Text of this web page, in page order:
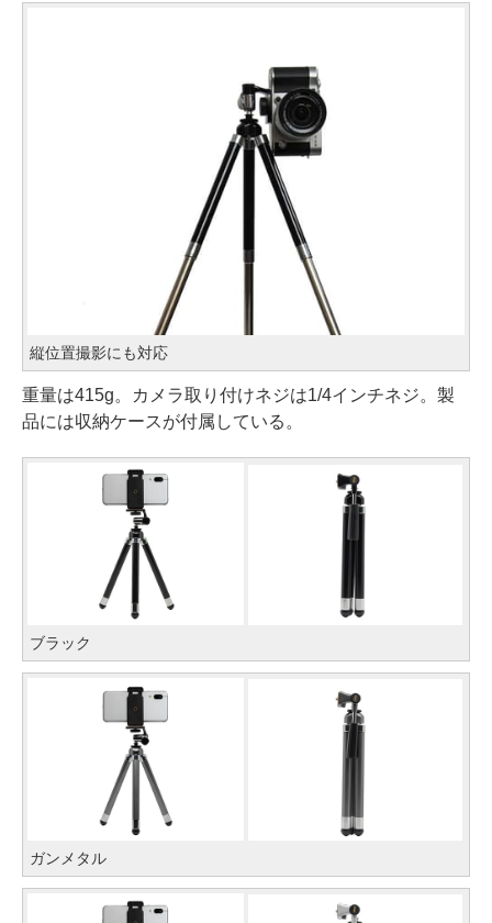
縦位置撮影にも対応
重量は415g。カメラ取り付けネジは1/4インチネジ。製
品には収納ケースが付属している。
ブラック
ガンメタル